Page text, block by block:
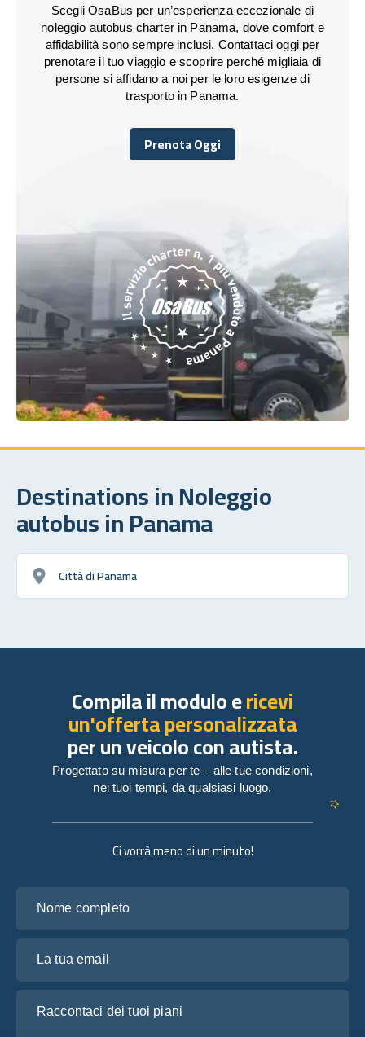
Scegli OsaBus per un’esperienza eccezionale di
noleggio autobus charter in Panama, dove comfort e
affidabilità sono sempre inclusi. Contattaci oggi per
prenotare il tuo viaggio e scoprire perché migliaia di
persone si affidano a noi per le loro esigenze di
trasporto in Panama.
Prenota Oggi
Prenota Oggi
Destinations in Noleggio
autobus in Panama
Città di Panama
Ci vorrà meno di un minuto!
Compila il modulo ericevi
un'offerta personalizzata
per un veicolo con autista.
Progettato su misura per te – alle tue condizioni,
nei tuoi tempi, da qualsiasi luogo.